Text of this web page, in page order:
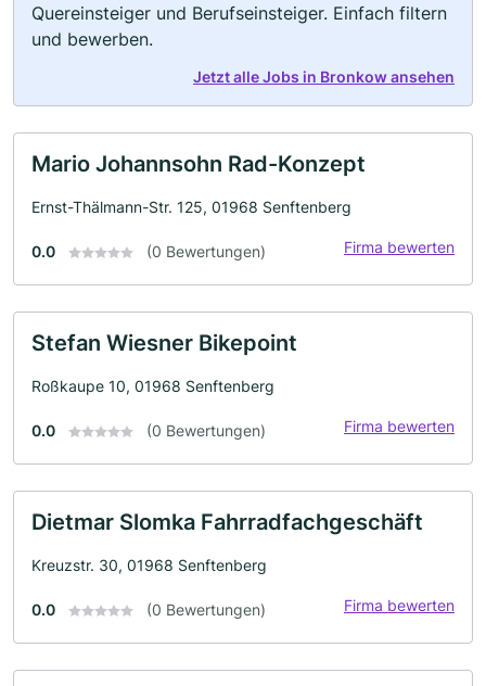
Quereinsteiger und Berufseinsteiger. Einfach filtern
und bewerben.
Jetzt alle Jobs in Bronkow ansehen
Mario Johannsohn Rad-Konzept
Ernst-Thälmann-Str. 125, 01968 Senftenberg
0.0 (0 Bewertungen) Firma bewerten
Stefan Wiesner Bikepoint
Roßkaupe 10, 01968 Senftenberg
0.0 (0 Bewertungen) Firma bewerten
Dietmar Slomka Fahrradfachgeschäft
Kreuzstr. 30, 01968 Senftenberg
0.0 (0 Bewertungen) Firma bewerten